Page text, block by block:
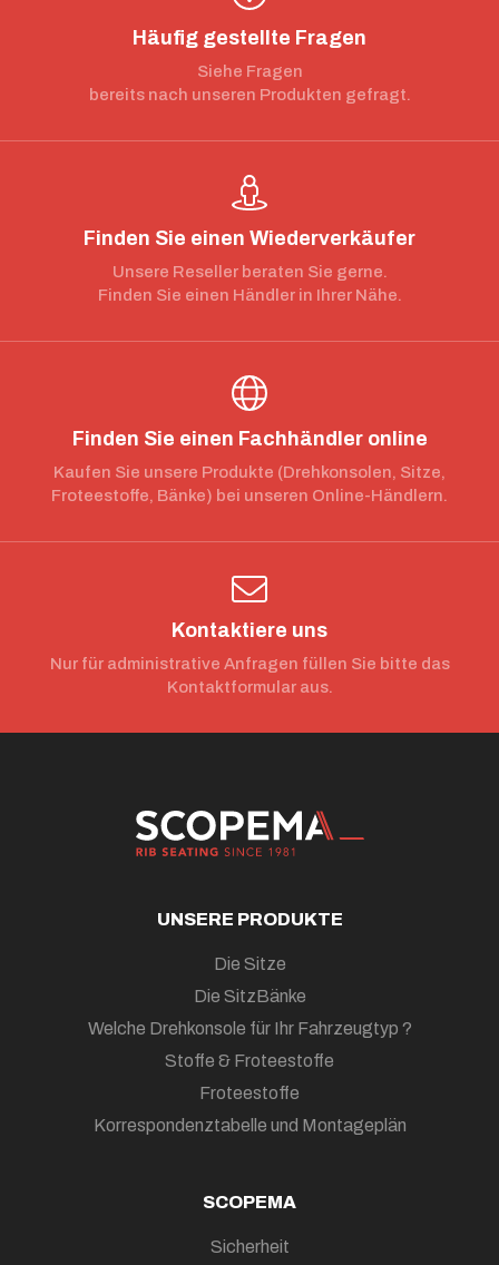
Häufig gestellte Fragen
Siehe Fragen
bereits nach unseren Produkten gefragt.
Finden Sie einen Wiederverkäufer
Unsere Reseller beraten Sie gerne.
Finden Sie einen Händler in Ihrer Nähe.
Finden Sie einen Fachhändler online
Kaufen Sie unsere Produkte (Drehkonsolen, Sitze,
Froteestoffe, Bänke) bei unseren Online-Händlern.
Kontaktiere uns
Nur für administrative Anfragen füllen Sie bitte das
Kontaktformular aus.
UNSERE PRODUKTE
Die Sitze
Die SitzBänke
Welche Drehkonsole für Ihr Fahrzeugtyp ?
Stoffe & Froteestoffe
Froteestoffe
Korrespondenztabelle und Montageplän
SCOPEMA
Sicherheit